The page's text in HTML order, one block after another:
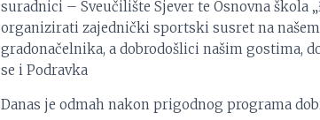
suradnici – Sveučilište Sjever te Osnovna škola
organizirati zajednički sportski susret na
gradonačelnika, a dobrodošlici našim gostima,
se i Podravka
Danas je odmah nakon prigodnog programa